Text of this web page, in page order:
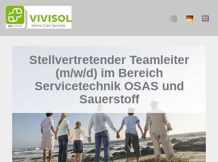
Stellvertretender Teamleiter
(m/w/d) im Bereich
Servicetechnik OSAS und
Sauerstoff